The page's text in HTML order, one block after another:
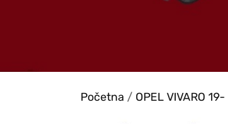
Početna / OPEL VIVARO 19-